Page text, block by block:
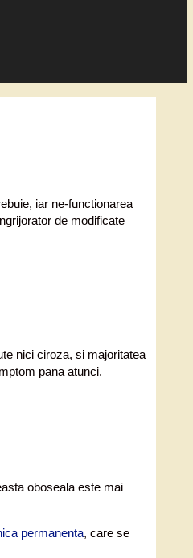
iar ne-functionarea
de modificate
nici ciroza, si majoritatea
pana atunci.
oboseala este mai
permanenta, care se